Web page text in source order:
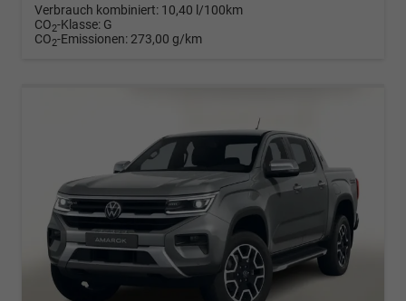
Verbrauch kombiniert: 10,40 l/100km
CO2-Klasse: G
CO2-Emissionen: 273,00 g/km